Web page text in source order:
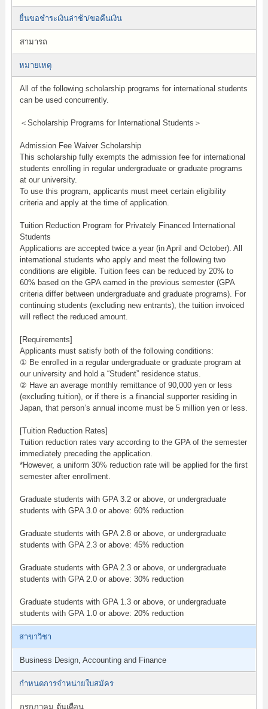
ยื่นขอชำระเงินล่าช้า/ขอคืนเงิน
สามารถ
หมายเหตุ
All of the following scholarship programs for international students
can be used concurrently.
＜Scholarship Programs for International Students＞
Admission Fee Waiver Scholarship
This scholarship fully exempts the admission fee for international
students enrolling in regular undergraduate or graduate programs
at our university.
To use this program, applicants must meet certain eligibility
criteria and apply at the time of application.
Tuition Reduction Program for Privately Financed International
Students
Applications are accepted twice a year (in April and October). All
international students who apply and meet the following two
conditions are eligible. Tuition fees can be reduced by 20% to
60% based on the GPA earned in the previous semester (GPA
criteria differ between undergraduate and graduate programs). For
continuing students (excluding new entrants), the tuition invoiced
will reflect the reduced amount.
[Requirements]
Applicants must satisfy both of the following conditions:
① Be enrolled in a regular undergraduate or graduate program at
our university and hold a “Student” residence status.
② Have an average monthly remittance of 90,000 yen or less
(excluding tuition), or if there is a financial supporter residing in
Japan, that person’s annual income must be 5 million yen or less.
[Tuition Reduction Rates]
Tuition reduction rates vary according to the GPA of the semester
immediately preceding the application.
*However, a uniform 30% reduction rate will be applied for the first
semester after enrollment.
Graduate students with GPA 3.2 or above, or undergraduate
students with GPA 3.0 or above: 60% reduction
Graduate students with GPA 2.8 or above, or undergraduate
students with GPA 2.3 or above: 45% reduction
Graduate students with GPA 2.3 or above, or undergraduate
students with GPA 2.0 or above: 30% reduction
Graduate students with GPA 1.3 or above, or undergraduate
students with GPA 1.0 or above: 20% reduction
สาขาวิชา
Business Design, Accounting and Finance
กำหนดการจำหน่ายใบสมัคร
กรกฏาคม ต้นเดือน